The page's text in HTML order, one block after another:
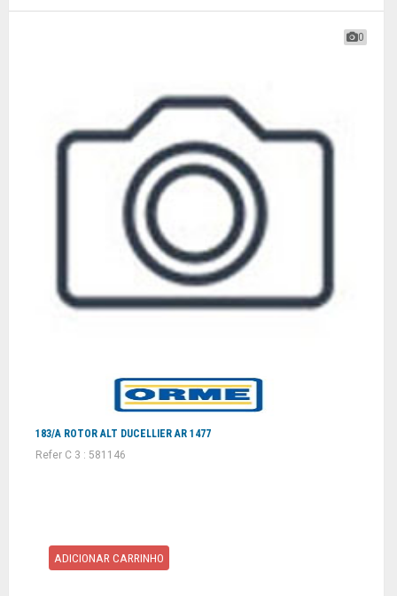
0
183/A ROTOR ALT DUCELLIER AR 1477
Refer C 3 : 581146
ADICIONAR CARRINHO